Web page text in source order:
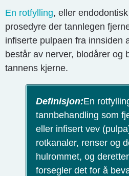
En rotfylling, eller
prosedyre der tannlegen
infiserte pulpaen fra innsiden
består av nerver, blodårer og
tannens kjerne.
Definisjon:En
tannbehandling som
eller infisert vev
rotkanaler, renser og
hulrommet, og
forsegler det for å